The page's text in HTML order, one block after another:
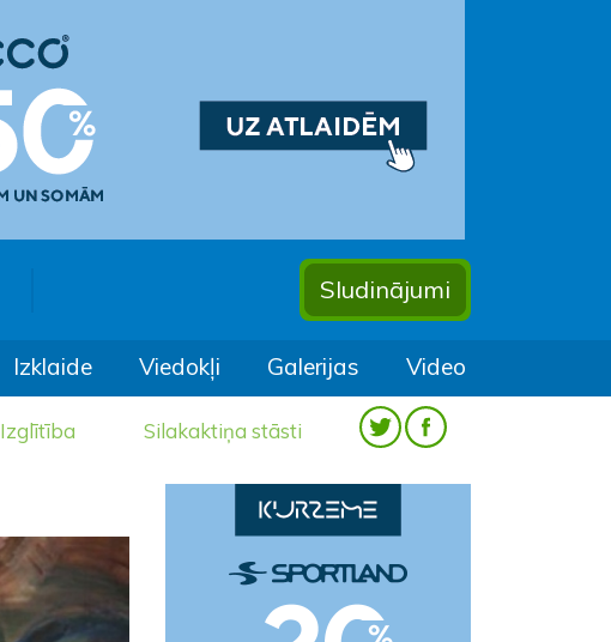
Sludinājumi
Izklaide Viedokļi Galerijas Video
Izglītība Silakaktiņa stāsti